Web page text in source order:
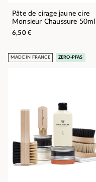
Pâte de cirage jaune cire
Monsieur Chaussure 50ml
6,50 €
MADE IN FRANCE ZERO-PFAS